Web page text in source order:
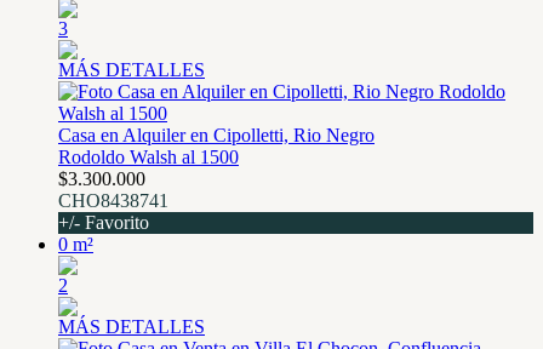
3
MÁS DETALLES
Casa en Alquiler en Cipolletti, Rio Negro
Rodoldo Walsh al 1500
$3.300.000
CHO8438741
+/- Favorito
0 m²
2
MÁS DETALLES